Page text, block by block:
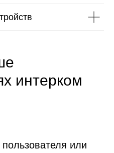
интерком
или